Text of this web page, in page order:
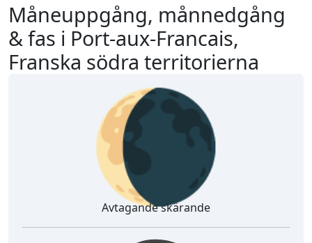
Måneuppgång, månnedgång
& fas i Port-aux-Francais,
Franska södra territorierna
🌘
Avtagande skärande